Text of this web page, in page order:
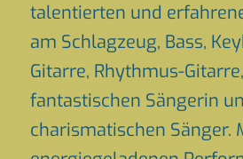
talentierten und
am Schlagzeug, Bass,
Gitarre, Rhythmus-
fantastischen Sängerin
charismatischen Sänger.